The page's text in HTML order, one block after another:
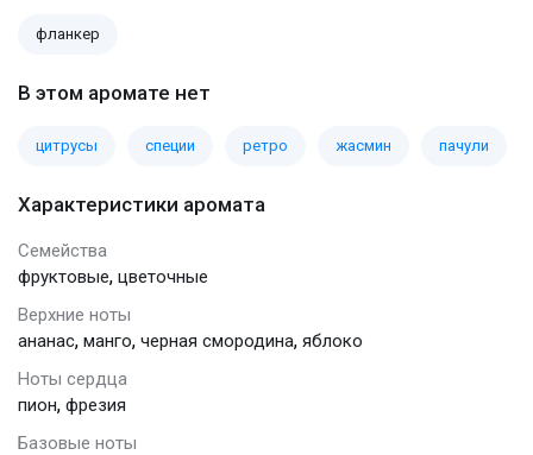
фланкер
В этом аромате нет
цитрусы специи ретро жасмин пачули
Характеристики аромата
Семейства
фруктовые, цветочные
Верхние ноты
ананас, манго, черная смородина, яблоко
Ноты сердца
пион, фрезия
Базовые ноты